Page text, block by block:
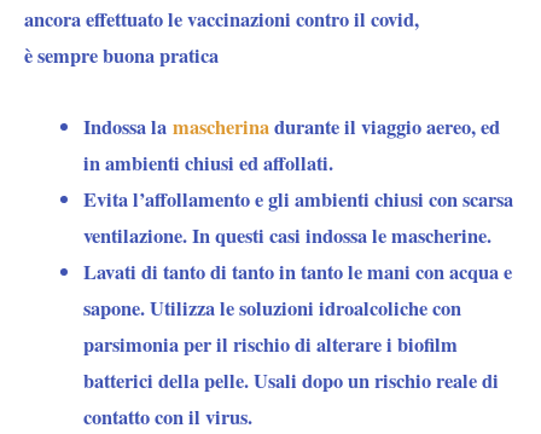
ancora effettuato le vaccinazioni contro il covid,
è sempre buona pratica
Indossa lamascherinadurante il viaggio aereo, ed
in ambienti chiusi ed affollati.
Evita l’affollamento e gli ambienti chiusi con scarsa
ventilazione. In questi casi indossa le mascherine.
Lavati di tanto di tanto in tanto le mani con acqua e
sapone. Utilizza le soluzioni idroalcoliche con
parsimonia per il rischio di alterare i biofilm
batterici della pelle. Usali dopo un rischio reale di
contatto con il virus.